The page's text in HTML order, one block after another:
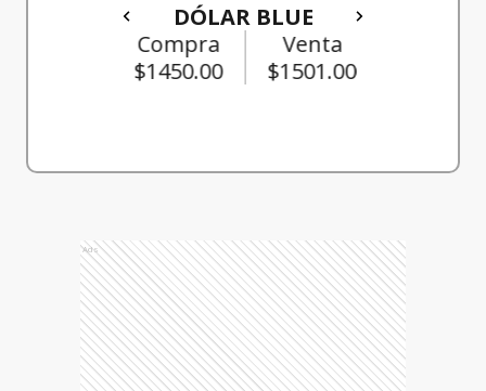
DÓLAR BLUE
Compra
$1517.00
Venta
$1550.00
Ads